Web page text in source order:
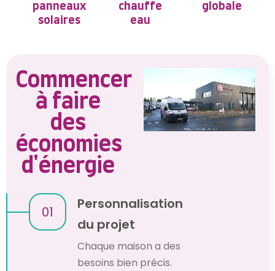
panneaux
solaires
chauffe
eau
globale
Commencer
à faire
des
économies
d'énergie
01
Personnalisation
du projet
Chaque maison a des
besoins bien précis.